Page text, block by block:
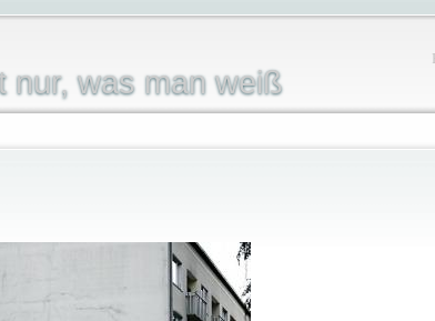
nur, was man weiß